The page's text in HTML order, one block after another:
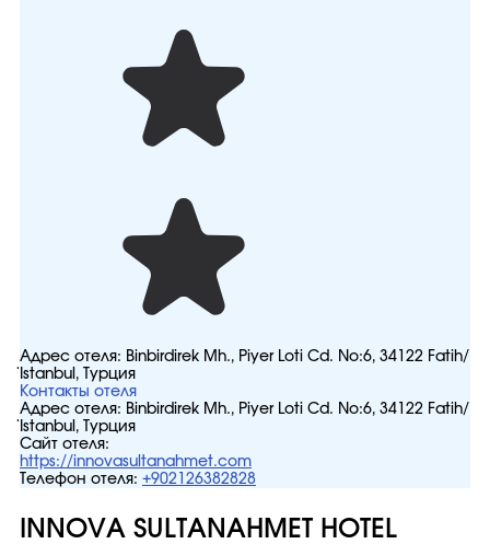
Адрес отеля: Binbirdirek Mh., Piyer Loti Cd. No:6, 34122 Fatih/
İstanbul, Турция
Контакты отеля
Адрес отеля: Binbirdirek Mh., Piyer Loti Cd. No:6, 34122 Fatih/
İstanbul, Турция
Сайт отеля:
https://innovasultanahmet.com
Телефон отеля: +902126382828
INNOVA SULTANAHMET HOTEL